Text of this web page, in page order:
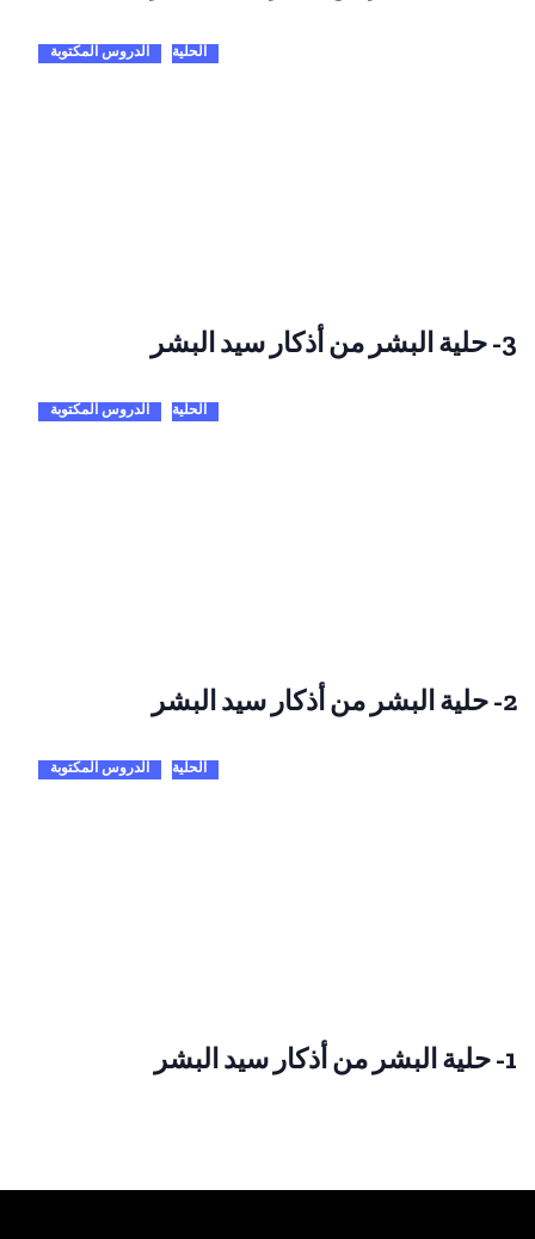
الحلية الدروس المكتوبة
3- حلية البشر من أذكار سيد البشر
الحلية الدروس المكتوبة
2- حلية البشر من أذكار سيد البشر
الحلية الدروس المكتوبة
1- حلية البشر من أذكار سيد البشر